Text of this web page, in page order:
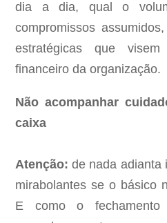
dia a dia, qual o
compromissos
estratégicas que
financeiro da organização.
Não acompanhar
caixa
Atenção: de nada adianta
mirabolantes se o básico
E como o